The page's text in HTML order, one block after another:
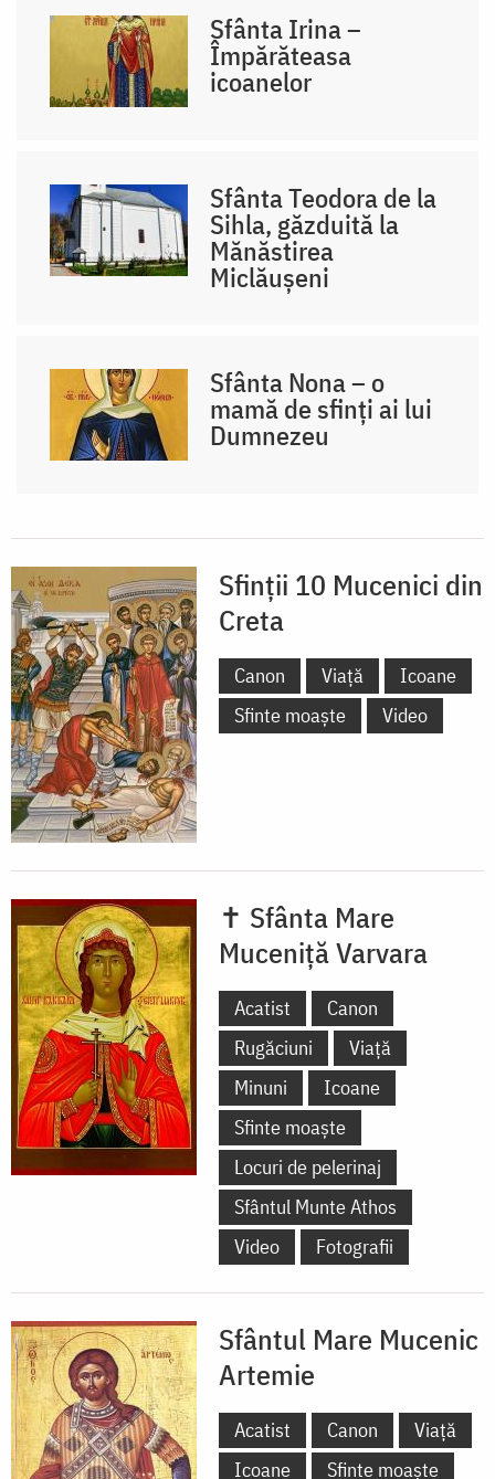
Sfânta Irina –
Împărăteasa
icoanelor
Sfânta Teodora de la
Sihla, găzduită la
Mănăstirea
Miclăușeni
Sfânta Nona – o
mamă de sfinți ai lui
Dumnezeu
Sfinții 10 Mucenici din
Creta
Canon Viață
Icoane
Sfinte moaște
Video
✝ Sfânta Mare
Muceniță Varvara
Acatist
Canon
Rugăciuni
Viață
Minuni
Icoane
Sfinte moaște
Locuri de pelerinaj
Sfântul Munte Athos
Video
Fotografii
Sfântul Mare Mucenic
Artemie
Acatist Canon
Viață
Icoane
Sfinte moaște